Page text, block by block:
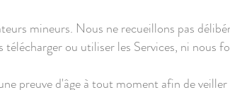
mineurs. Nous ne recueillons pas
télécharger ou utiliser les Services, ni nous
preuve d'âge à tout moment afin de